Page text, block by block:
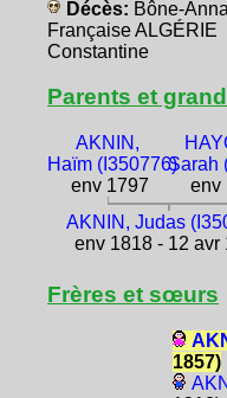
Décès: Bône-
Française ALGÉRIE
Constantine
Parents et
AKNIN,
Haïm (I350776)
env 1797
Sarah
env
AKNIN, Judas
env 1818 - 12 avr
Frères et sœurs
1857)